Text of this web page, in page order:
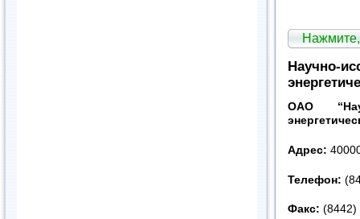
Научно-
ОАО
Адрес:
Телефон:
Факс: (8442)